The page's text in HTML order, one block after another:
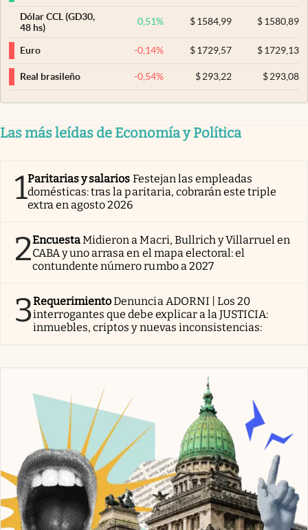
Dólar CCL (GD30,
48 hs)
0,51% $ 1584,99 $1580,89
Euro -0,14% $ 1729,57 $1729,13
Real brasileño -0,54% $ 293,22 $293,08
Las más leídas de Economía y Política
1Paritarias y salarios Festejan las empleadas
domésticas: tras la paritaria, cobrarán este triple
extra en agosto 2026
2EncuestaMidieron a Macri, Bullrich y Villarruel en
CABA y uno arrasa en el mapa electoral: el
contundente número rumbo a 2027
3RequerimientoDenuncia ADORNI | Los 20
interrogantes que debe explicar a la JUSTICIA:
inmuebles, criptos y nuevas inconsistencias: